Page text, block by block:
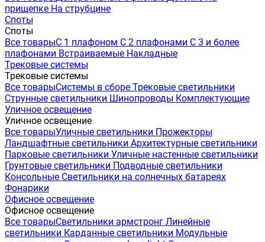
прищепке На струбцине
Споты
Споты
Все товарыС 1 плафоном С 2 плафонами С 3 и более
плафонами Встраиваемые Накладные
Трековые системы
Трековые системы
Все товарыСистемы в сборе Трековые светильники
Струнные светильники Шинопроводы Комплектующие
Уличное освещение
Уличное освещение
Все товарыУличные светильники Прожекторы
Ландшафтные светильники Архитектурные светильники
Парковые светильники Уличные настенные светильники
Грунтовые светильники Подводные светильники
Консольные Светильники на солнечных батареях
Фонарики
Офисное освещение
Офисное освещение
Все товарыСветильники армстронг Линейные
светильники Карданные светильники Модульные